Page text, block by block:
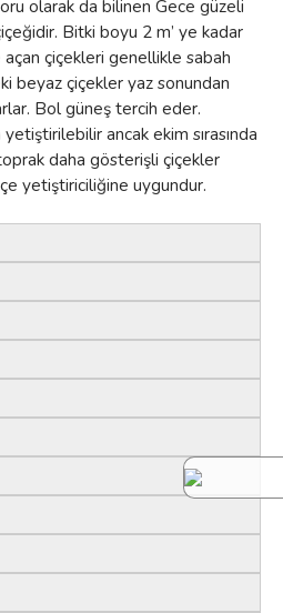
olarak da bilinen Gece güzeli
Bitki boyu 2 m’ ye kadar
çiçekleri genellikle sabah
beyaz çiçekler yaz sonundan
Bol güneş tercih eder.
ancak ekim sırasında
daha gösterişli çiçekler
yetiştiriciliğine uygundur.